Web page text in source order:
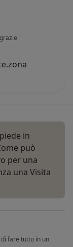
in
può
per una
una Visita
fare tutto in un